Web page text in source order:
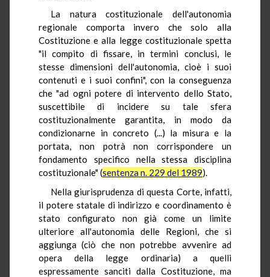
La natura costituzionale dell'autonomia
regionale comporta invero che solo alla
Costituzione e alla legge costituzionale spetta
"il compito di fissare, in termini conclusi, le
stesse dimensioni dell'autonomia, cioè i suoi
contenuti e i suoi confini", con la conseguenza
che "ad ogni potere di intervento dello Stato,
suscettibile di incidere su tale sfera
costituzionalmente garantita, in modo da
condizionarne in concreto (...) la misura e la
portata, non potrà non corrispondere un
fondamento specifico nella stessa disciplina
costituzionale" (sentenza n. 229 del 1989).
Nella giurisprudenza di questa Corte, infatti,
il potere statale di indirizzo e coordinamento è
stato configurato non già come un limite
ulteriore all'autonomia delle Regioni, che si
aggiunga (ciò che non potrebbe avvenire ad
opera della legge ordinaria) a quelli
espressamente sanciti dalla Costituzione, ma